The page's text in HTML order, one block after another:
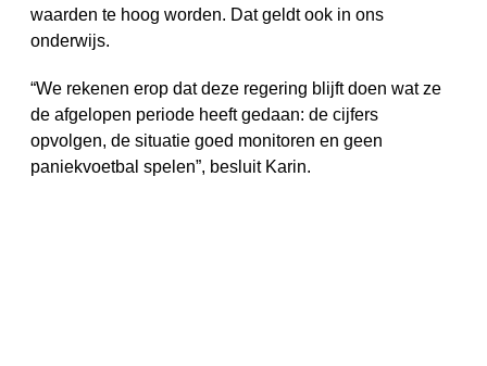
waarden te hoog worden. Dat geldt ook in ons
onderwijs.
“We rekenen erop dat deze regering blijft doen wat ze
de afgelopen periode heeft gedaan: de cijfers
opvolgen, de situatie goed monitoren en geen
paniekvoetbal spelen”, besluit Karin.